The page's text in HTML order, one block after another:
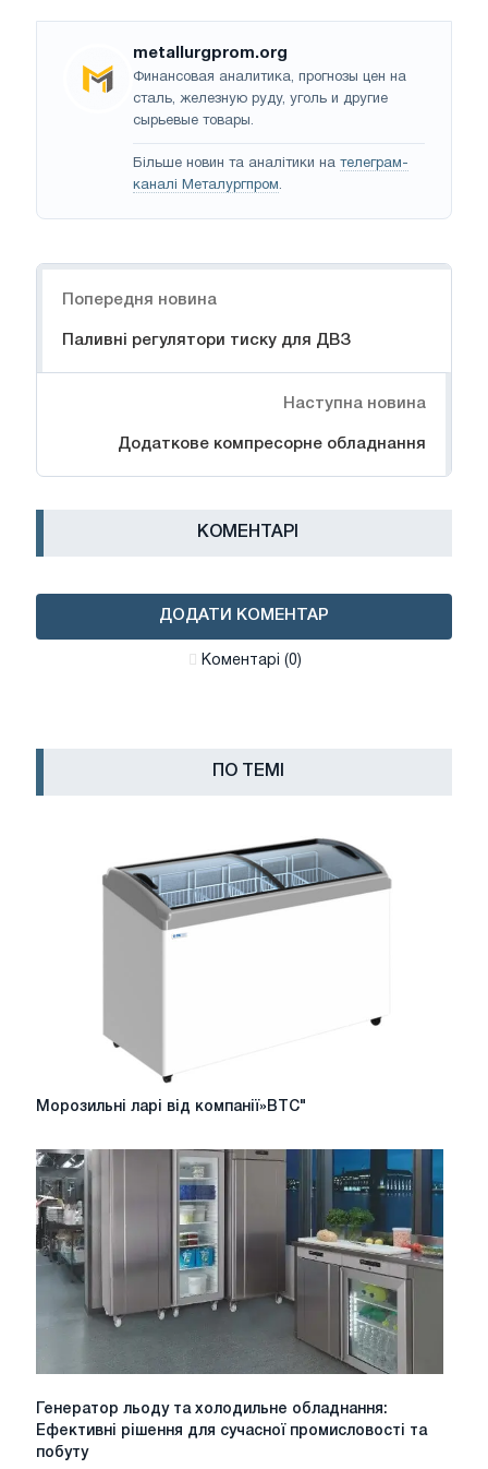
metallurgprom.org
Финансовая аналитика, прогнозы цен на
сталь, железную руду, уголь и другие
сырьевые товары.
Більше новин та аналітики на телеграм-
каналі Металургпром.
Попередня новина
Паливні регулятори тиску для ДВЗ
Наступна новина
Додаткове компресорне обладнання
КОМЕНТАРІ
ДОДАТИ КОМЕНТАР
Коментарі (0)
ПО ТЕМІ
Морозильні
компанії»ВТС"
Морозильні ларі від компанії»ВТС"
Генератор
льоду
та
Генератор льоду та холодильне обладнання:
Ефективні рішення для сучасної промисловості та
побуту